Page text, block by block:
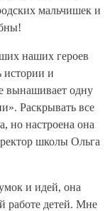
мальчишек и
наших героев
истории и
вынашивает одну
Раскрывать все
но настроена она
школы Ольга
и идей, она
работе детей. Мне